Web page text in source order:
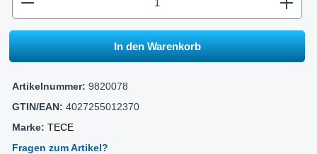
In den Warenkorb
Artikelnummer: 9820078
GTIN/EAN: 4027255012370
Marke: TECE
Fragen zum Artikel?